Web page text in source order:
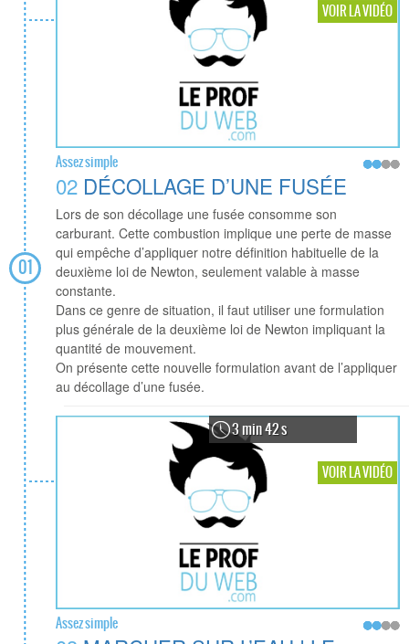
01
VOIR LA VIDÉO
Assez simple
02 DÉCOLLAGE D’UNE FUSÉE
Lors de son décollage une fusée consomme son
carburant. Cette combustion implique une perte de masse
qui empêche d’appliquer notre définition habituelle de la
deuxième loi de Newton, seulement valable à masse
constante.
Dans ce genre de situation, il faut utiliser une formulation
plus générale de la deuxième loi de Newton impliquant la
quantité de mouvement.
On présente cette nouvelle formulation avant de l’appliquer
au décollage d’une fusée.
3 min 42 s
VOIR LA VIDÉO
Assez simple